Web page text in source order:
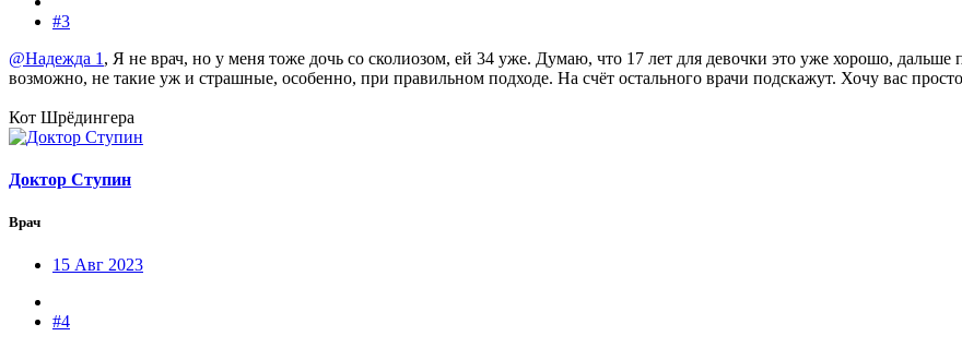
#3
@Надежда 1 , Я не врач, но у меня тоже дочь со сколиозом, ей 34 уже. Думаю, что 17 лет для девочки это уже хорошо,
возможно, не такие уж и страшные, особенно, при правильном подходе. На счёт остального врачи подскажут. Хочу вас
Кот Шрёдингера
Доктор Ступин
Врач
15 Авг 2023
#4